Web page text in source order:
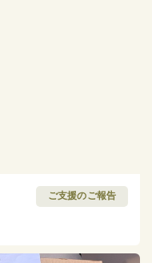
ご支援のご報告